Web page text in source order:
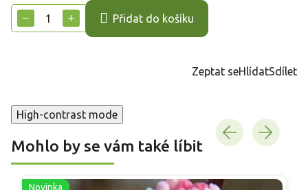
cena:
+
− Přidat do košíku
Zeptat seHlídatSdílet
High-contrast mode
Mohlo by se vám také líbit
Novinka